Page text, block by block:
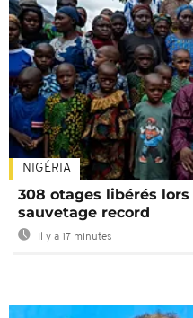
NIGÉRIA
308 otages libérés lors
sauvetage record
Il y a 17 minutes